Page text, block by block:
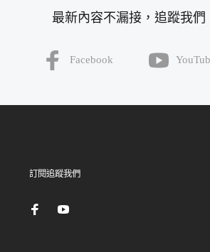
最新內容不漏接，追蹤我們
Facebook
訂閱追蹤我們